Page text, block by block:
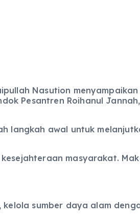
Nasution
Pesantren Roihanul
langkah awal untuk
masyarakat.
sumber daya alam